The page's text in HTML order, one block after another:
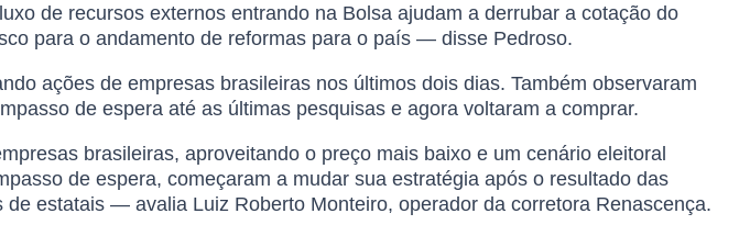
de recursos externos entrando na Bolsa ajudam a derrubar a cotação do
para o andamento de reformas para o país — disse Pedroso.
ações de empresas brasileiras nos últimos dois dias. Também observaram
de espera até as últimas pesquisas e agora voltaram a comprar.
brasileiras, aproveitando o preço mais baixo e um cenário eleitoral
de espera, começaram a mudar sua estratégia após o resultado das
estatais — avalia Luiz Roberto Monteiro, operador da corretora Renascença.